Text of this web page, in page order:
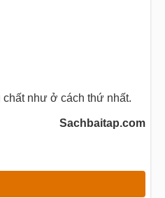
như ở cách thứ nhất.
Sachbaitap.com